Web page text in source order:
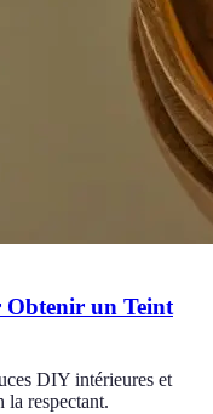
Obtenir un Teint
DIY intérieures et
la respectant.